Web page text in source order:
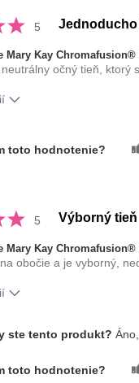
5 Jednoducho
Mary Kay Chromafusion®
očný tieň, ktorý
odtieň tohto
toto hodnotenie?
5 Výborný tieň
Mary Kay Chromafusion®
obočie a je vyborný,
tento prípravok s
ktoré ste
ste tento produkt?
toto hodnotenie?